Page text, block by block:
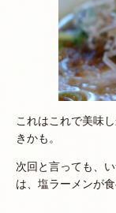
これはこれで美味
きかも。
次回と言っても、
は、塩ラーメンが